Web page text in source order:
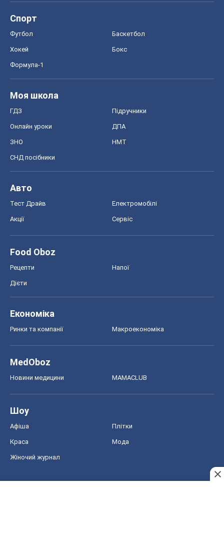
Спорт
Футбол Баскетбол
Хокей Бокс
Формула-1
Моя школа
ГДЗ Підручники
Онлайн уроки ДПА
ЗНО НМТ
СНД посібники
Авто
Тест Драйв Електромобілі
Акції Сервіс
Food Oboz
Рецепти Напої
Дієти
Економіка
Ринки та компанії Макроекономіка
MedOboz
Новини медицини MAMACLUB
Шоу
Афіша Плітки
Краса Мода
Жіночий журнал